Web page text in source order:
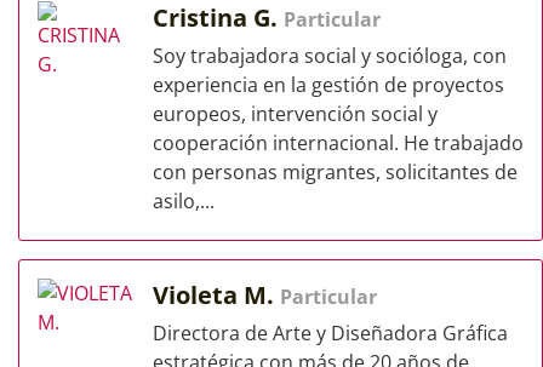
Cristina G. Particular
Soy trabajadora social y socióloga, con
experiencia en la gestión de proyectos
europeos, intervención social y
cooperación internacional. He trabajado
con personas migrantes, solicitantes de
asilo,...
Violeta M. Particular
Directora de Arte y Diseñadora Gráfica